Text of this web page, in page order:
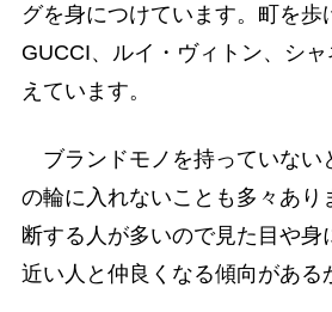
グを身につけています。町を歩
GUCCI、ルイ・ヴィトン、シ
えています。
ブランドモノを持っていない
の輪に入れないことも多々あり
断する人が多いので見た目や身
近い人と仲良くなる傾向がある